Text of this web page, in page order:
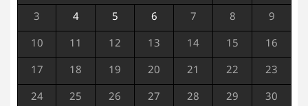
3 4 5 6 7 8 9
10 11 12 13 14 15 16
17 18 19 20 21 22 23
24 25 26 27 28 29 30